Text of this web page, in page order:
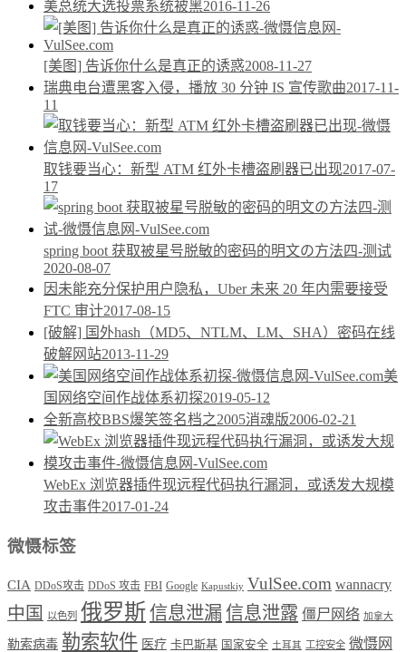
美总统大选投票系统被黑2016-11-26
[美图] 告诉你什么是真正的诱惑2008-11-27
瑞典电台遭黑客入侵，播放 30 分钟 IS 宣传歌曲2017-11-
11
取钱要当心：新型 ATM 红外卡槽盗刷器已出现2017-07-
17
spring boot 获取被星号脱敏的密码的明文の方法四-测试
2020-08-07
因未能充分保护用户隐私，Uber 未来 20 年内需要接受
FTC 审计2017-08-15
[破解] 国外hash（MD5、NTLM、LM、SHA）密码在线
破解网站2013-11-29
美
国网络空间作战体系初探2019-05-12
全新高校BBS爆笑签名档之2005消魂版2006-02-21
WebEx 浏览器插件现远程代码执行漏洞，或诱发大规模
攻击事件2017-01-24
微慑标签
CIA DDoS攻击 DDoS 攻击 FBI Google Kapustkiy VulSee.com wannacry
中国 以色列 俄罗斯信息泄漏信息泄露 僵尸网络 加拿大
勒索病毒 勒索软件 医疗 卡巴斯基 国家安全 土耳其 工控安全 微慑网